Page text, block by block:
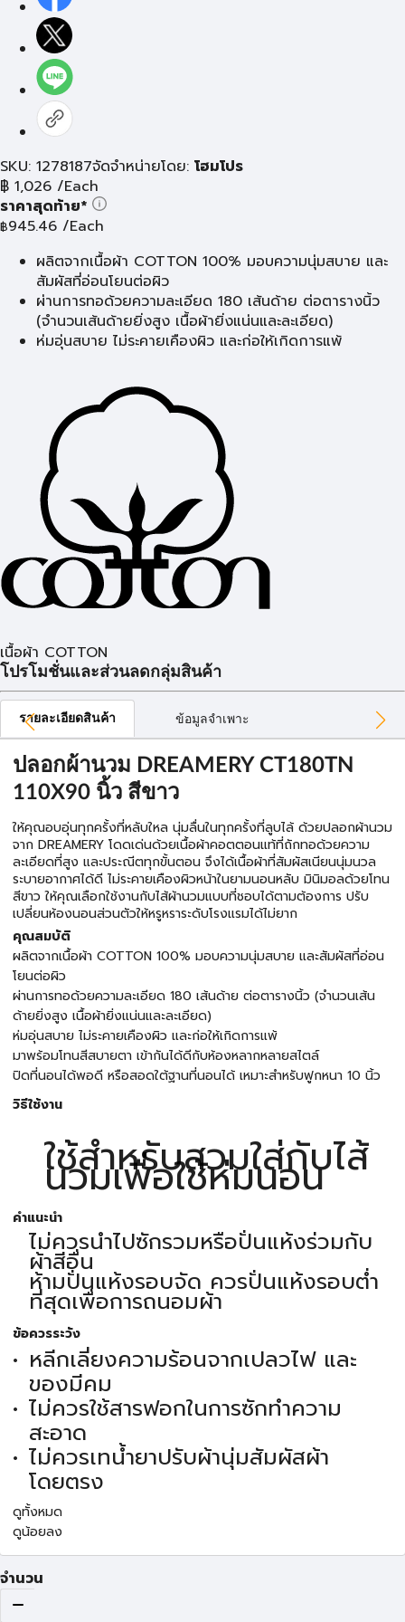
SKU: 1278187จัดจำหน่ายโดย: โฮมโปร
฿ 1,026 /Each
ราคาสุดท้าย*
฿945.46 /Each
ผลิตจากเนื้อผ้า COTTON 100% มอบความนุ่มสบาย และ
สัมผัสที่อ่อนโยนต่อผิว
ผ่านการทอด้วยความละเอียด 180 เส้นด้าย ต่อตารางนิ้ว
(จำนวนเส้นด้ายยิ่งสูง เนื้อผ้ายิ่งแน่นและละเอียด)
ห่มอุ่นสบาย ไม่ระคายเคืองผิว และก่อให้เกิดการแพ้
เนื้อผ้า COTTON
โปรโมชั่นและส่วนลดกลุ่มสินค้า
รายละเอียดสินค้า ข้อมูลจำเพาะ
ปลอกผ้านวม DREAMERY CT180TN
110X90 นิ้ว สีขาว
ให้คุณอบอุ่นทุกครั้งที่หลับใหล นุ่มลื่นในทุกครั้งที่ลูบไล้ ด้วยปลอกผ้านวม
จาก DREAMERY โดดเด่นด้วยเนื้อผ้าคอตตอนแท้ที่ถักทอด้วยความ
ละเอียดที่สูง และประณีตทุกขั้นตอน จึงได้เนื้อผ้าที่สัมผัสเนียนนุ่มนวล
ระบายอากาศได้ดี ไม่ระคายเคืองผิวหน้าในยามนอนหลับ มินิมอลด้วยโทน
สีขาว ให้คุณเลือกใช้งานกับไส้ผ้านวมแบบที่ชอบได้ตามต้องการ ปรับ
เปลี่ยนห้องนอนส่วนตัวให้หรูหราระดับโรงแรมได้ไม่ยาก
คุณสมบัติ
ผลิตจากเนื้อผ้า COTTON 100% มอบความนุ่มสบาย และสัมผัสที่อ่อน
โยนต่อผิว
ผ่านการทอด้วยความละเอียด 180 เส้นด้าย ต่อตารางนิ้ว (จำนวนเส้น
ด้ายยิ่งสูง เนื้อผ้ายิ่งแน่นและละเอียด)
ห่มอุ่นสบาย ไม่ระคายเคืองผิว และก่อให้เกิดการแพ้
มาพร้อมโทนสีสบายตา เข้ากันได้ดีกับห้องหลากหลายสไตล์
ปิดที่นอนได้พอดี หรือสอดใต้ฐานที่นอนได้ เหมาะสำหรับฟูกหนา 10 นิ้ว
วิธีใช้งาน
ใช้สำหรับสวมใส่กับไส้
นวมเพื่อใช้ห่มนอน
คำแนะนำ
ไม่ควรนำไปซักรวมหรือปั่นแห้งร่วมกับ
ผ้าสีอื่น
ห้ามปั่นแห้งรอบจัด ควรปั่นแห้งรอบต่ำ
ที่สุดเพื่อการถนอมผ้า
ข้อควรระวัง
หลีกเลี่ยงความร้อนจากเปลวไฟ และ
ของมีคม
ไม่ควรใช้สารฟอกในการซักทำความ
สะอาด
ไม่ควรเทน้ำยาปรับผ้านุ่มสัมผัสผ้า
โดยตรง
ดูทั้งหมด
ดูน้อยลง
จำนวน